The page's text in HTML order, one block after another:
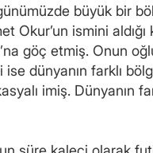
büyük bir
Okur’un ismini
göç etmiş. Onun
dünyanın farklı
imiş. Dünyanın